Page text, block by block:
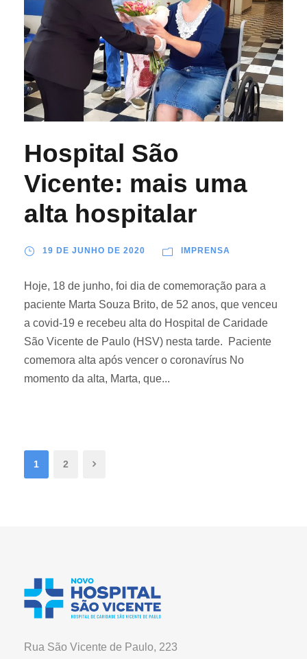
Hospital São
Vicente: mais uma
alta hospitalar
19 DE JUNHO DE 2020 IMPRENSA
Hoje, 18 de junho, foi dia de comemoração para a
paciente Marta Souza Brito, de 52 anos, que venceu
a covid-19 e recebeu alta do Hospital de Caridade
São Vicente de Paulo (HSV) nesta tarde. Paciente
comemora alta após vencer o coronavírus No
momento da alta, Marta, que...
1 2
Rua São Vicente de Paulo, 223